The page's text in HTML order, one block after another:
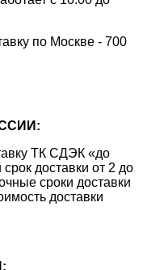
по Москве - 700
ТК СДЭК «до
доставки от 2 до
сроки доставки
доставки